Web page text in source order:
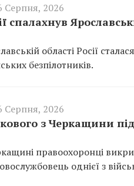
Серпня, 2026
спалахнув
області Росії
безпілотників.
Серпня, 2026
з Черкащини
правоохоронці
однієї з